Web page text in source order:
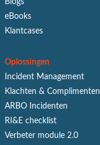
eBooks
Klantcases
Oplossingen
Incident Management
Klachten & Complimenten
ARBO Incidenten
RI&E checklist
Verbeter module 2.0